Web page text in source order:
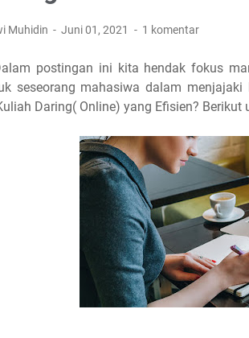
Muhidin Juni 01, 2021 1 komentar
postingan ini kita hendak fokus
seseorang mahasiwa dalam
Daring( Online) yang Efisien? Berikut